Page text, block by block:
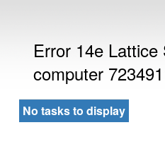
Error 14e
computer
No tasks to display